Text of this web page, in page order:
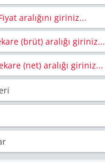
aralığını giriniz...
(brüt) aralığı giriniz...
(net) aralığı giriniz...